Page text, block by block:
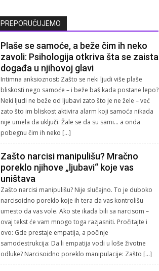
PREPORUČUJEMO
Plaše se samoće, a beže čim ih neko
zavoli: Psihologija otkriva šta se zaista
događa u njihovoj glavi
Intimna anksioznost: Zašto se neki ljudi više plaše
bliskosti nego samoće – i beže baš kada postane lepo?
Neki ljudi ne beže od ljubavi zato što je ne žele – već
zato što im bliskost aktivira alarm koji samoća nikada
nije umela da uključi. Žale se da su sami… a onda
pobegnu čim ih neko […]
Zašto narcisi manipulišu? Mračno
poreklo njihove „ljubavi“ koje vas
uništava
Zašto narcisi manipulišu? Nije slučajno. To je duboko
narcisoidno poreklo koje ih tera da vas kontrolišu
umesto da vas vole. Ako ste ikada bili sa narcisom –
ovaj tekst će vam mnogo toga razjasniti. Pročitajte i
ovo: Gde prestaje empatija, a počinje
samodestrukcija: Da li empatija vodi u loše životne
odluke? Narcisoidno poreklo manipulacije: Zašto […]